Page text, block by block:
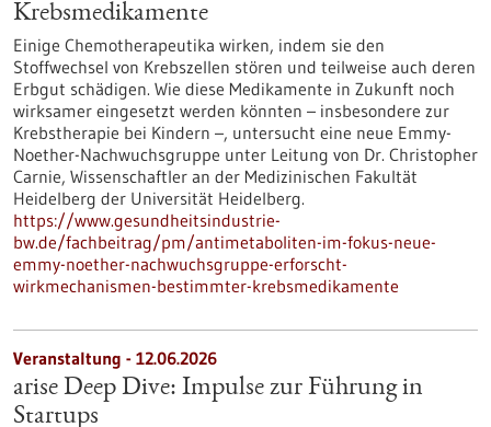
Krebsmedikamente
Einige Chemotherapeutika wirken, indem sie den
Stoffwechsel von Krebszellen stören und teilweise auch deren
Erbgut schädigen. Wie diese Medikamente in Zukunft noch
wirksamer eingesetzt werden könnten – insbesondere zur
Krebstherapie bei Kindern –, untersucht eine neue Emmy-
Noether-Nachwuchsgruppe unter Leitung von Dr. Christopher
Carnie, Wissenschaftler an der Medizinischen Fakultät
Heidelberg der Universität Heidelberg.
https://www.gesundheitsindustrie-
bw.de/fachbeitrag/pm/antimetaboliten-im-fokus-neue-
emmy-noether-nachwuchsgruppe-erforscht-
wirkmechanismen-bestimmter-krebsmedikamente
Veranstaltung - 12.06.2026
arise Deep Dive: Impulse zur Führung in
Startups